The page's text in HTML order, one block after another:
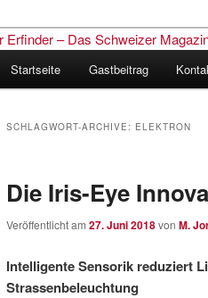
Land der
für Innovationen
Startseite Gastbeitrag
SCHLAGWORT-ARCHIVE: ELEKTRON
Die Iris-Eye
Veröffentlicht am 27. Juni 2018von M.
Intelligente Sensorik reduziert
Strassenbeleuchtung